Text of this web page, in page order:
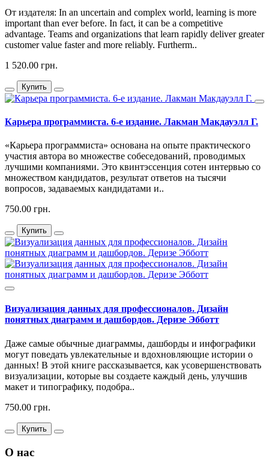
От издателя: In an uncertain and complex world, learning is more
important than ever before. In fact, it can be a competitive
advantage. Teams and organizations that learn rapidly deliver greater
customer value faster and more reliably. Furtherm..
1 520.00 грн.
Купить
Карьера программиста. 6-е издание. Лакман Макдауэлл Г.
«Карьера программиста» основана на опыте практического
участия автора во множестве собеседований, проводимых
лучшими компаниями. Это квинтэссенция сотен интервью со
множеством кандидатов, результат ответов на тысячи
вопросов, задаваемых кандидатами и..
750.00 грн.
Купить
Визуализация данных для профессионалов. Дизайн
понятных диаграмм и дашбордов. Деризе Эбботт
Даже самые обычные диаграммы, дашборды и инфографики
могут поведать увлекательные и вдохновляющие истории о
данных! В этой книге рассказывается, как усовершенствовать
визуализации, которые вы создаете каждый день, улучшив
макет и типографику, подобра..
750.00 грн.
Купить
О нас